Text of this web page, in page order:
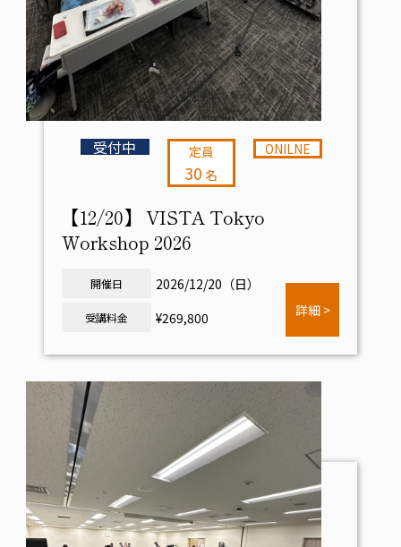
受付中 定員
30 名
ONILNE
【12/20】 VISTA Tokyo
Workshop 2026
開催日 2026/12/20（日）
受講料金 ¥269,800 詳細 >